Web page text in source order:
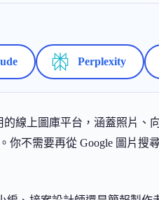
Perplexity
線上圖庫平台，涵蓋照片、
你不需要再從 Google 圖片搜